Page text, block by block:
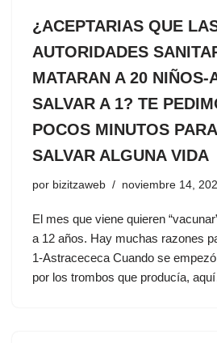
¿ACEPTARIAS QUE
AUTORIDADES
MATARAN A 20 NIÑOS-
SALVAR A 1? TE
POCOS MINUTOS
SALVAR ALGUNA VIDA
por bizitzaweb noviembre 14,
El mes que viene quieren
a 12 años. Hay muchas razones
1-Astracececa Cuando se
por los trombos que producía,